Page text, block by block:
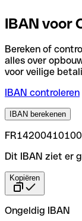
IBAN voor
Bereken of
alles over
voor veilige
IBAN controleren
IBAN berekenen
Dit IBAN ziet er
Kopiëren
Ongeldig IBAN